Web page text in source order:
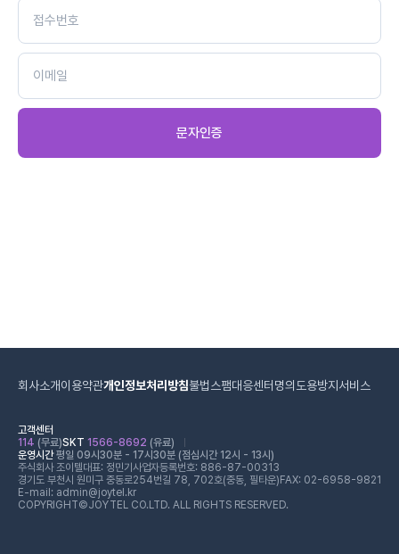
문자인증
회사소개이용약관개인정보처리방침불법스팸대응센터 명의도용방지서비스
고객센터
114 (무료)SKT 1566-8692 (유료)
운영시간평일 09시30분 - 17시30분 (점심시간 12시 - 13시)
주식회사 조이텔대표: 정민기 사업자등록번호: 886-87-00313
경기도 부천시 원미구 중동로254번길 78, 702호(중동, 필타운) FAX: 02-6958-9821
E-mail: admin@joytel.kr
COPYRIGHT©JOYTEL CO.LTD. ALL RIGHTS RESERVED.